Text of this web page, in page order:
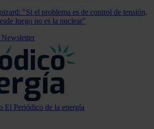
"Si el problema es de control de tensión,
luego no es la nuclear"
Newsletter